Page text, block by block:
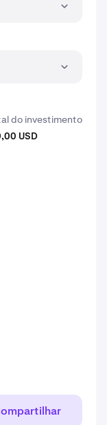
do investimento
USD